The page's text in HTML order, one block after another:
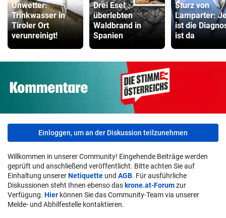
Unwetter:
Trinkwasser in
Tiroler Ort
verunreinigt!
Drei Esel
überlebten
Waldbrand in
Spanien
Sturz von
Lamparter:
ist die
ist da
Einloggen, um an der Diskussion teilzunehmen
Willkommen in unserer Community! Eingehende Beiträge werden
geprüft und anschließend veröffentlicht. Bitte achten Sie auf
Einhaltung unsererNetiquette und AGB. Für ausführliche
Diskussionen steht Ihnen ebenso das krone.at-Forumzur
Verfügung. Hier können Sie das Community-Team via unserer
Melde- und Abhilfestelle kontaktieren.